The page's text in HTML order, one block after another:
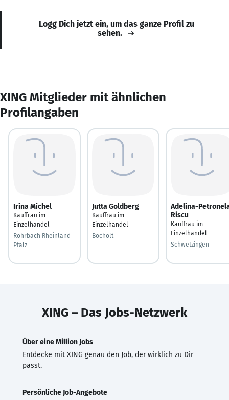
Logg Dich jetzt ein, um das ganze Profil zu
sehen.
XING Mitglieder mit ähnlichen
Profilangaben
Irina Michel
Kauffrau im
Einzelhandel
Rohrbach Rheinland
Pfalz
Jutta Goldberg
Kauffrau im
Einzelhandel
Bocholt
Adelina-
Riscu
Kauffrau im
Einzelhandel
Schwetzingen
XING – Das Jobs-Netzwerk
Über eine Million Jobs
Entdecke mit XING genau den Job, der wirklich zu Dir
passt.
Persönliche Job-Angebote